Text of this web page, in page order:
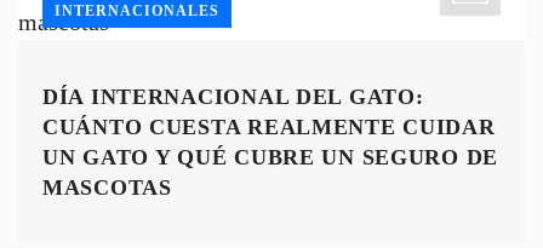
INTERNACIONALES
DÍA INTERNACIONAL DEL GATO:
CUÁNTO CUESTA REALMENTE CUIDAR
UN GATO Y QUÉ CUBRE UN SEGURO DE
MASCOTAS